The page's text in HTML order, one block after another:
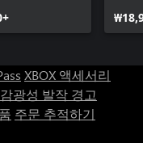
XBOX 액세서리
감광성 발작 경고
주문 추적하기